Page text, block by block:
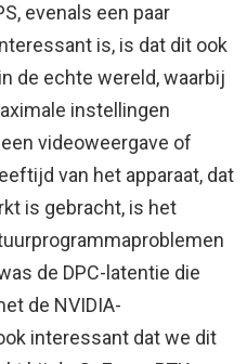
evenals een paar
is, is dat dit ook
de echte wereld, waarbij
instellingen
videoweergave of
van het apparaat, dat
is gebracht, is het
de DPC-latentie die
de NVIDIA-
interessant dat we dit